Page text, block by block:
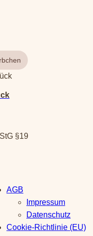
§19
AGB
Impressum
Datenschutz
Cookie-Richtlinie (EU)